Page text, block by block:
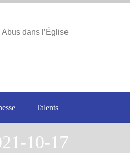
Abus dans l’Église
Talents
10-17